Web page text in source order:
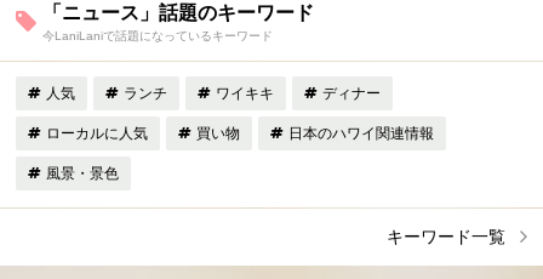
「ニュース」話題のキーワード
今LaniLaniで話題になっているキーワード
人気 ランチ ワイキキ ディナー
ローカルに人気 買い物 日本のハワイ関連情報
風景・景色
キーワード一覧